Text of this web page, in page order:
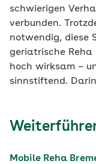
schwierigen
verbunden.
notwendig, diese
geriatrische
hoch wirksam –
sinnstiftend.
Mobile Reha